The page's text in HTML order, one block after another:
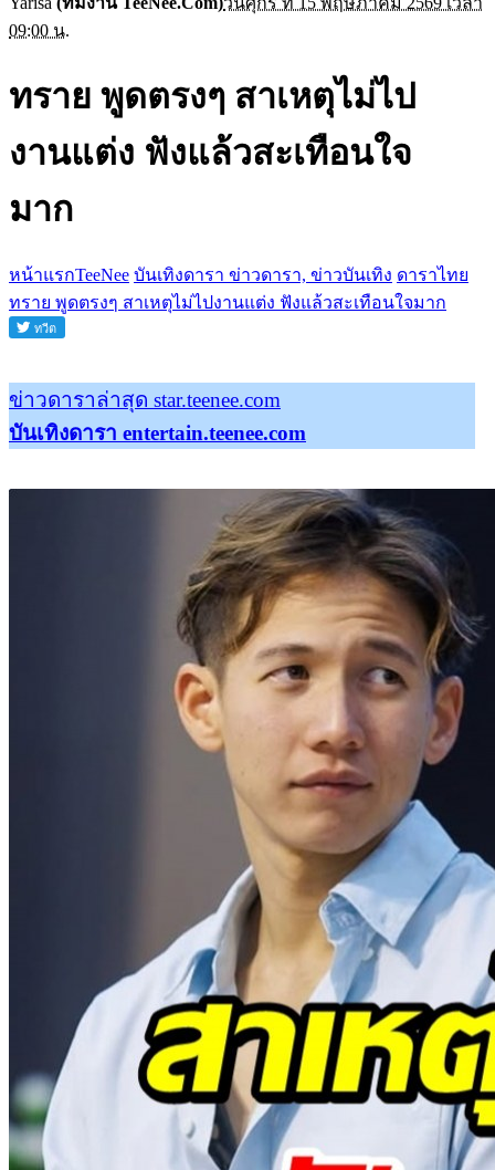
09:00 น.
ทราย พูดตรงๆ สาเหตุไม่ไป
งานแต่ง ฟังแล้วสะเทือนใจ
มาก
หน้าแรกTeeNee บันเทิงดารา ข่าวดารา, ข่าวบันเทิง ดาราไทย
ทราย พูดตรงๆ สาเหตุไม่ไปงานแต่ง ฟังแล้วสะเทือนใจมาก
ข่าวดาราล่าสุด star.teenee.com
บันเทิงดารา entertain.teenee.com